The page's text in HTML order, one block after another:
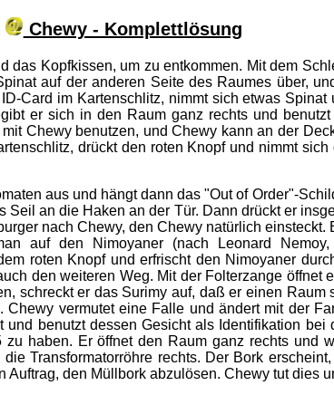
Chewy - Komplettlösung
Kopfkissen, um zu entkommen. Mit dem
auf der anderen Seite des Raumes über,
Card im Kartenschlitz, nimmt sich etwas
er sich in den Raum ganz rechts und
Chewy benutzen, und Chewy kann an der
drückt den roten Knopf und nimmt
aus und hängt dann das "Out of Order"-
an die Haken an der Tür. Dann drückt er
nach Chewy, den Chewy natürlich
auf den Nimoyaner (nach Leonard
roten Knopf und erfrischt den Nimoyaner
den weiteren Weg. Mit der Folterzange
schreckt er das Surimy auf, daß er einen
vermutet eine Falle und ändert mit der
benutzt dessen Gesicht als Identifikation
haben. Er öffnet den Raum ganz rechts und
Transformatorröhre rechts. Der Bork
den Müllbork abzulösen. Chewy tut dies